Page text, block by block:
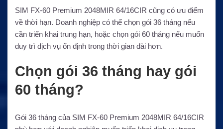
SIM FX-60 Premium 2048MIR 64/16CIR cũng có ưu điểm
về thời hạn. Doanh nghiệp có thể chọn gói 36 tháng nếu
cần triển khai trung hạn, hoặc chọn gói 60 tháng nếu muốn
duy trì dịch vụ ổn định trong thời gian dài hơn.
Chọn gói 36 tháng hay gói
60 tháng?
Gói 36 tháng của SIM FX-60 Premium 2048MIR 64/16CIR